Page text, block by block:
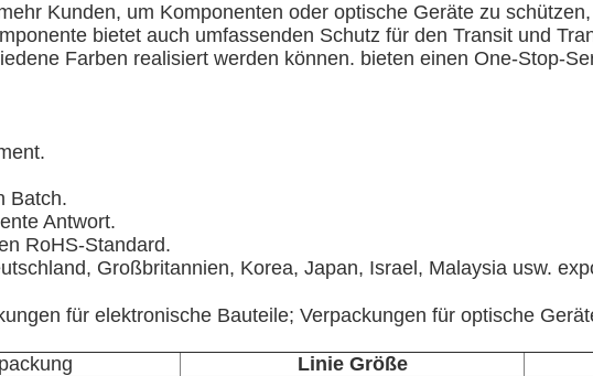
Kunden, um Komponenten oder optische Geräte zu
bietet auch umfassenden Schutz für den Transit und
Farben realisiert werden können. bieten einen One-Stop-
Batch.
Antwort.
RoHS-Standard.
Großbritannien, Korea, Japan, Israel, Malaysia usw.
für elektronische Bauteile; Verpackungen für optische
Linie Größe